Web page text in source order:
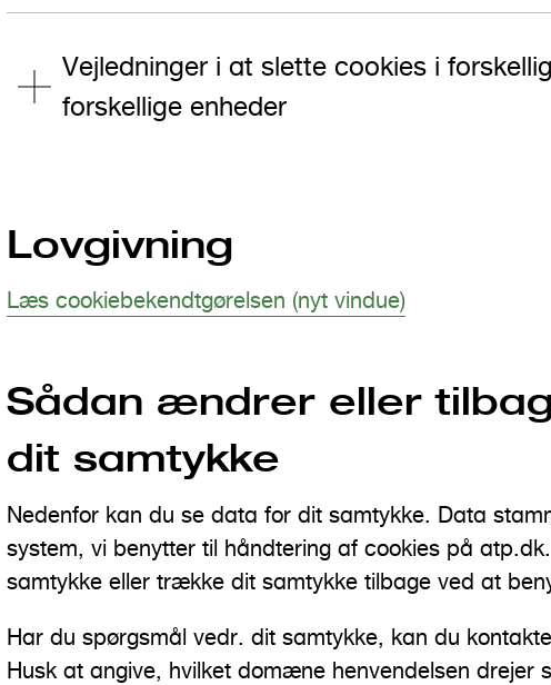
Vejledninger i at slette cookies i
forskellige enheder
Lovgivning
Læs cookiebekendtgørelsen (nyt vindue)
Sådan ændrer eller
dit samtykke
Nedenfor kan du se data for dit samtykke. Data
system, vi benytter til håndtering af cookies på
samtykke eller trække dit samtykke tilbage ved at
Har du spørgsmål vedr. dit samtykke, kan du
Husk at angive, hvilket domæne henvendelsen drejer